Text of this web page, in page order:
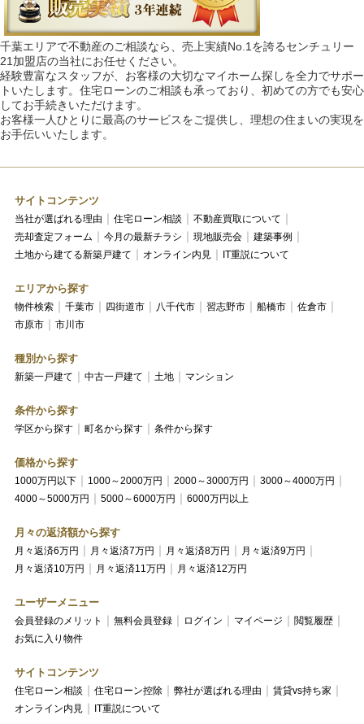
千葉エリアで不動産のご相談なら、売上実績No.1を誇るセンチュリー
21加盟店の当社にお任せください。
経験豊富なスタッフが、お客様の大切なマイホーム探しを全力でサポー
トいたします。住宅ローンのご相談も承っており、初めての方でも安心
してお手続きいただけます。
お客様一人ひとりに最高のサービスをご提供し、理想の住まいの実現を
お手伝いいたします。
サイトコンテンツ
当社が選ばれる理由 住宅ローン相談
不動産買取について
売却査定フォーム
今月の最新チラシ 現地販売会
建築事例
土地から建てる新築戸建て
オンライン内見 IT重説について
エリアから探す
物件検索 千葉市 四街道市 八千代市 習志野市 船橋市
佐倉市
市原市
市川市
種別から探す
新築一戸建て 中古一戸建て 土地 マンション
条件から探す
学区から探す 町名から探す 条件から探す
価格から探す
1000万円以下 1000～2000万円 2000～3000万円
3000～4000万円
4000～5000万円
5000～6000万円 6000万円以上
月々の返済額から探す
月々返済6万円 月々返済7万円 月々返済8万円
月々返済9万円
月々返済10万円
月々返済11万円 月々返済12万円
ユーザーメニュー
会員登録のメリット 無料会員登録 ログイン マイページ
閲覧履歴
お気に入り物件
サイトコンテンツ
住宅ローン相談 住宅ローン控除 弊社が選ばれる理由
賃貸vs持ち家
オンライン内見
IT重説について